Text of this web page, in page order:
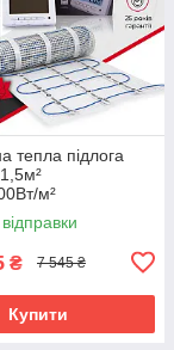
тепла підлога
м²
мат
Valmi P30
₴ 7 545 ₴
Купити